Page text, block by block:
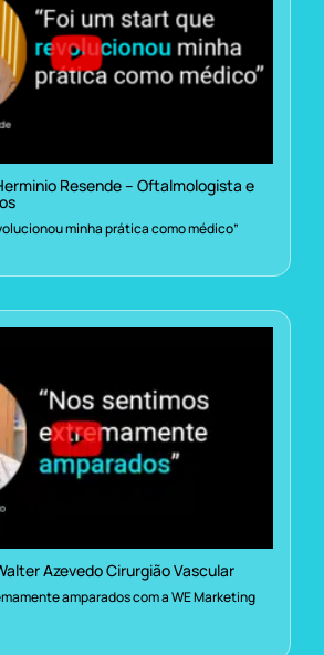
Resende – Oftalmologista e
minha prática como médico”
Azevedo Cirurgião Vascular
amparados com a WE Marketing